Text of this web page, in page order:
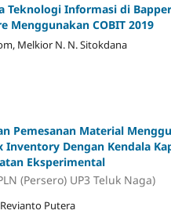
Teknologi Informasi di
Menggunakan COBIT 2019
Melkior N. N. Sitokdana
Pemesanan Material
Inventory Dengan Kendala
Eksperimental
(Persero) UP3 Teluk Naga)
Putera